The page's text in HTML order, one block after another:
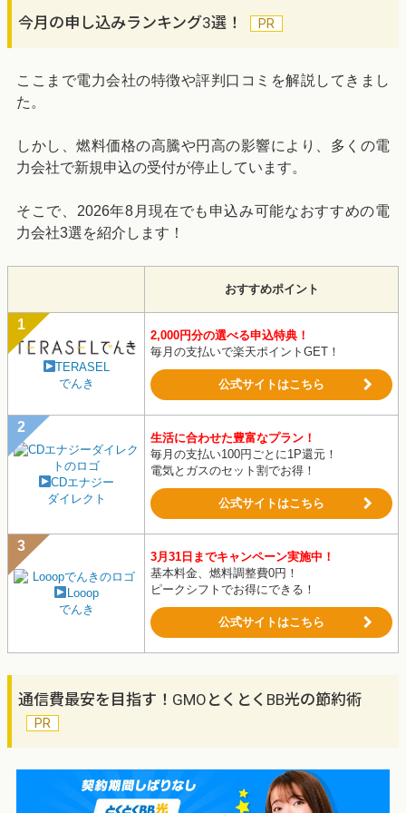
今月の申し込みランキング3選！
ここまで電力会社の特徴や評判口コミを解説してきまし
た。
しかし、燃料価格の高騰や円高の影響により、多くの電
力会社で新規申込の受付が停止しています。
そこで、2026年8月現在でも申込み可能なおすすめの電
力会社3選を紹介します！
おすすめポイント
TERASEL
でんき
2,000円分の選べる申込特典！
毎月の支払いで楽天ポイントGET！
公式サイトはこちら
CDエナジー
ダイレクト
生活に合わせた豊富なプラン！
毎月の支払い100円ごとに1P還元！
電気とガスのセット割でお得！
公式サイトはこちら
Looop
でんき
3月31日までキャンペーン実施中！
基本料金、燃料調整費0円！
ピークシフトでお得にできる！
公式サイトはこちら
通信費最安を目指す！GMOとくとくBB光の節約術